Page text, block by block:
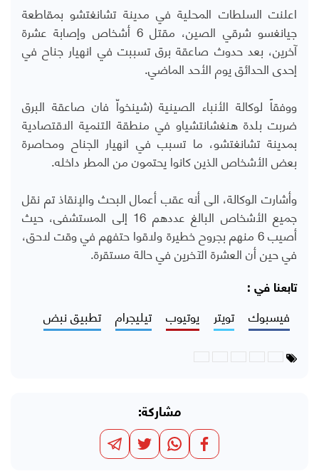
اعلنت السلطات المحلية في مدينة تشانغتشو بمقاطعة
جيانغسو شرقي الصين، مقتل 6 أشخاص وإصابة عشرة
آخرين، بعد حدوث صاعقة برق تسببت في انهيار جناح في
إحدى الحدائق يوم الأحد الماضي.
ووفقاً لوكالة الأنباء الصينية (شينخواّ فان صاعقة البرق
ضربت بلدة هنغشانتشياو في منطقة التنمية الاقتصادية
بمدينة تشانغتشو، ما تسبب في انهيار الجناح ومحاصرة
بعض الأشخاص الذين كانوا يحتمون من المطر داخله.
وأشارت الوكالة، الى أنه عقب أعمال البحث والإنقاذ تم نقل
جميع الأشخاص البالغ عددهم 16 إلى المستشفى، حيث
أصيب 6 منهم بجروح خطيرة ولاقوا حتفهم في وقت لاحق،
في حين أن العشرة الآخرين في حالة مستقرة.
تابعنا في :
فيسبوك تويتر يوتيوب تيليجرام تطبيق نبض
مشاركة: